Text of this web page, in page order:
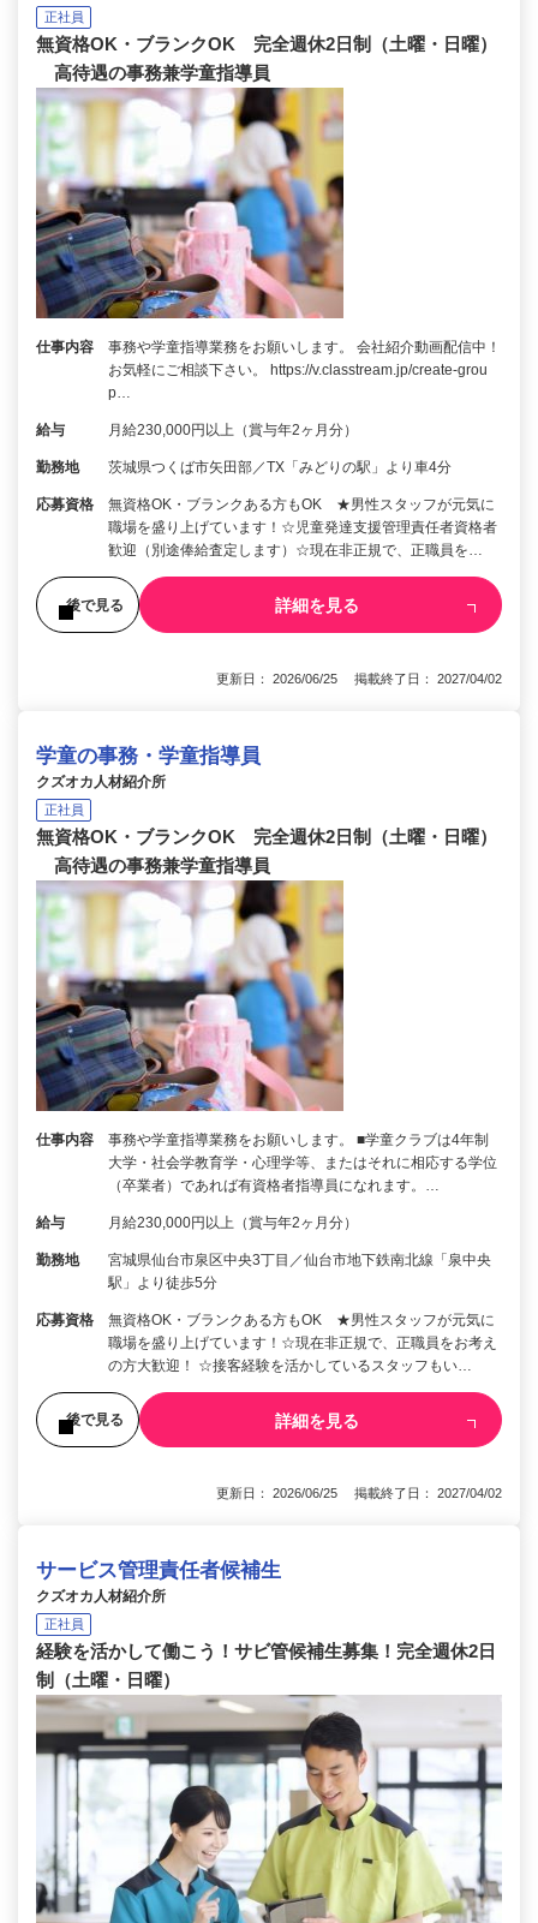
正社員
無資格OK・ブランクOK 完全週休2日制（土曜・日曜）
高待遇の事務兼学童指導員
仕事内容
事務や学童指導業務をお願いします。 会社紹介動画配信中！
お気軽にご相談下さい。 https://v.classtream.jp/create-grou
p…
給与 月給230,000円以上（賞与年2ヶ月分）
勤務地 茨城県つくば市矢田部／TX「みどりの駅」より車4分
応募資格
無資格OK・ブランクある方もOK ★男性スタッフが元気に
職場を盛り上げています！☆児童発達支援管理責任者資格者
歓迎（別途俸給査定します）☆現在非正規で、正職員を…
後で見る 詳細を見る
更新日： 2026/06/25 掲載終了日： 2027/04/02
学童の事務・学童指導員
クズオカ人材紹介所
正社員
無資格OK・ブランクOK 完全週休2日制（土曜・日曜）
高待遇の事務兼学童指導員
仕事内容
事務や学童指導業務をお願いします。 ■学童クラブは4年制
大学・社会学教育学・心理学等、またはそれに相応する学位
（卒業者）であれば有資格者指導員になれます。…
給与 月給230,000円以上（賞与年2ヶ月分）
勤務地
宮城県仙台市泉区中央3丁目／仙台市地下鉄南北線「泉中央
駅」より徒歩5分
応募資格
無資格OK・ブランクある方もOK ★男性スタッフが元気に
職場を盛り上げています！☆現在非正規で、正職員をお考え
の方大歓迎！ ☆接客経験を活かしているスタッフもい…
後で見る 詳細を見る
更新日： 2026/06/25 掲載終了日： 2027/04/02
サービス管理責任者候補生
クズオカ人材紹介所
正社員
経験を活かして働こう！サビ管候補生募集！完全週休2日
制（土曜・日曜）